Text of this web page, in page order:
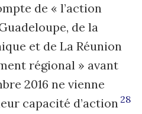
de « l’action
de la
et de La Réunion
régional » avant
2016 ne vienne
capacité d’action 28